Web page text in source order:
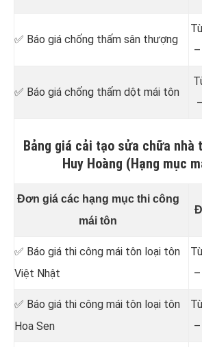
✅ Báo giá chống thấm sân thượng
✅ Báo giá chống thấm dột mái tôn
Bảng giá cải tạo sửa chữa nhà
Huy Hoàng (Hạng mục
Đơn giá các hạng mục thi công
mái tôn
✅ Báo giá thi công mái tôn loại tôn
Việt Nhật
✅ Báo giá thi công mái tôn loại tôn
Hoa Sen